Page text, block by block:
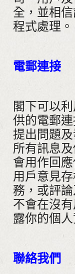
全，並相
程式處理。
電郵連接
閣下可以
供的電郵
提出問題
所有訊息
會用作回
用戶意見
務，或評
不會在沒
露你的個人
聯絡我們